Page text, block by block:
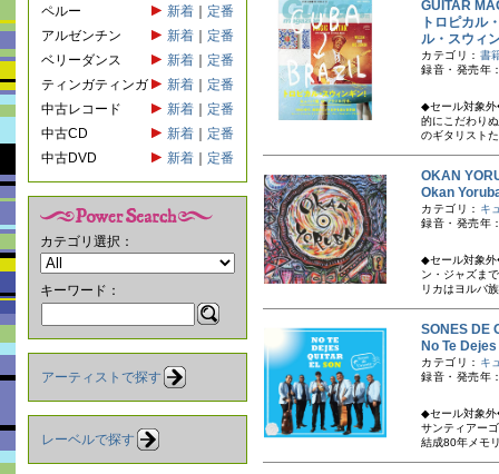
ペルー
新着
定番
アルゼンチン
新着
定番
ベリーダンス
新着
定番
ティンガティンガ
新着
定番
中古レコード
新着
定番
中古CD
新着
定番
中古DVD
新着 定番
カテゴリ選択：
キーワード：
アーティストで探す
レーベルで探す
GUITAR
トロピカル
ル・スウィ
カテゴリ： 書
録音・発売年
◆セール対象外
的にこだわり
のギタリスト
OKAN
Okan
カテゴリ： キ
録音・発売年
◆セール対象外
ン・ジャズま
リカはヨルバ
SONES DE
No Te
カテゴリ： キ
録音・発売年
◆セール対象外
サンティアー
結成80年メモ